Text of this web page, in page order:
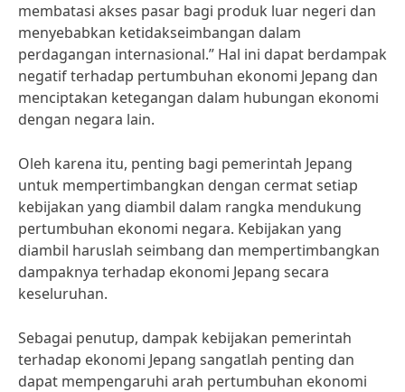
membatasi akses pasar bagi produk luar negeri dan
menyebabkan ketidakseimbangan dalam
perdagangan internasional.” Hal ini dapat berdampak
negatif terhadap pertumbuhan ekonomi Jepang dan
menciptakan ketegangan dalam hubungan ekonomi
dengan negara lain.
Oleh karena itu, penting bagi pemerintah Jepang
untuk mempertimbangkan dengan cermat setiap
kebijakan yang diambil dalam rangka mendukung
pertumbuhan ekonomi negara. Kebijakan yang
diambil haruslah seimbang dan mempertimbangkan
dampaknya terhadap ekonomi Jepang secara
keseluruhan.
Sebagai penutup, dampak kebijakan pemerintah
terhadap ekonomi Jepang sangatlah penting dan
dapat mempengaruhi arah pertumbuhan ekonomi